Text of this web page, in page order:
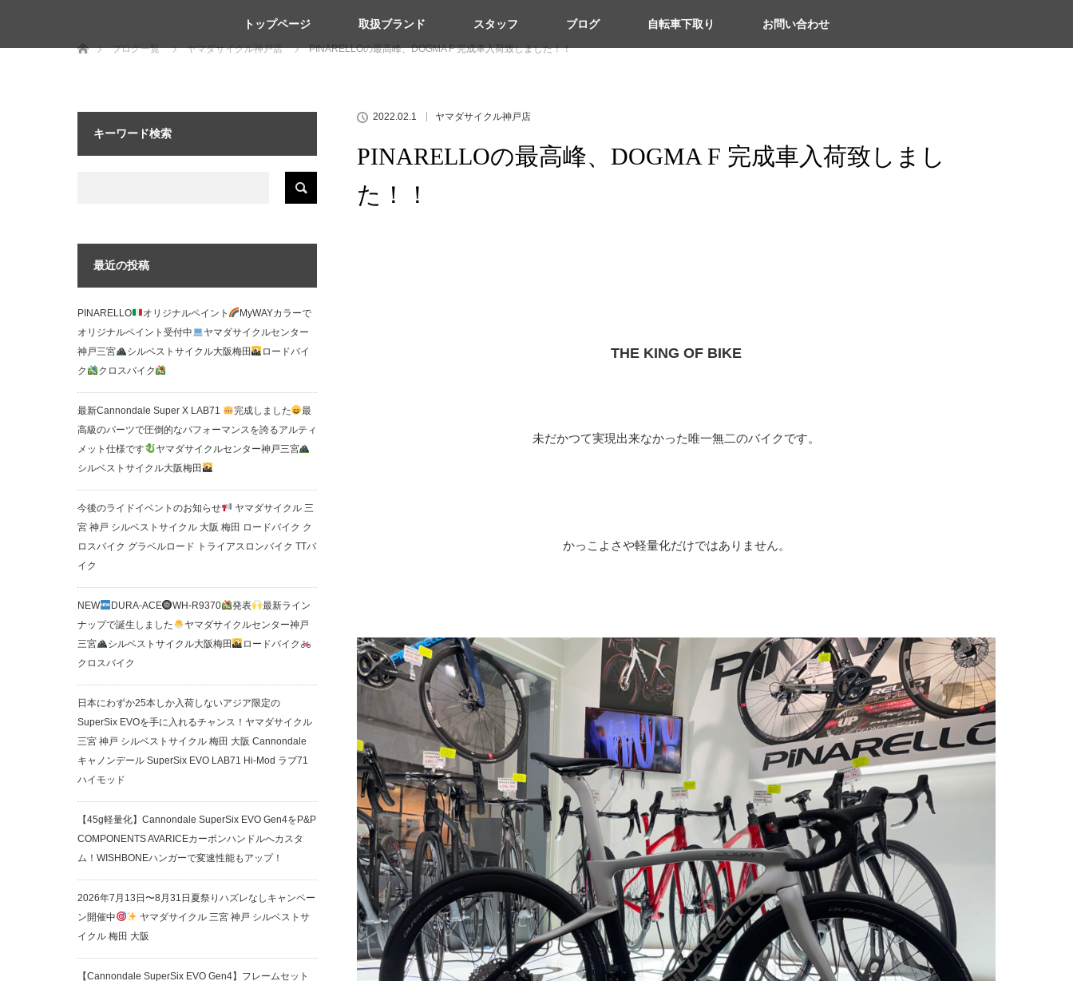
トップページ 取扱ブランド スタッフ ブログ 自転車下取り お問い合わせ
ブログ一覧
ヤマダサイクル神戸店 PINARELLOの最高峰、DOGMA F 完成車入荷致しました！！
2022.02.1 ヤマダサイクル神戸店
PINARELLOの最高峰、DOGMA F 完成車入荷致しまし
た！！
THE KING OF BIKE
未だかつて実現出来なかった唯一無二のバイクです。
かっこよさや軽量化だけではありません。
キーワード検索
最近の投稿
PINARELLO オリジナルペイント
MyWAYカラーで
オリジナルペイント受付中
ヤマダサイクルセンター
神戸三宮
シルベストサイクル大阪梅田
ロードバイ
ク
クロスバイク
最新Cannondale Super X LAB71 完成しました
最
高級のパーツで圧倒的なパフォーマンスを誇るアルティ
メット仕様です
ヤマダサイクルセンター神戸三宮
シルベストサイクル大阪梅田
今後のライドイベントのお知らせ
ヤマダサイクル 三
宮 神戸 シルベストサイクル 大阪 梅田 ロードバイク ク
ロスバイク グラベルロード トライアスロンバイク TTバ
イク
NEW DURA-ACE WH-R9370 発表
最新ライン
ナップで誕生しました
ヤマダサイクルセンター神戸
三宮
シルベストサイクル大阪梅田
ロードバイク
クロスバイク
日本にわずか25本しか入荷しないアジア限定の
SuperSix EVOを手に入れるチャンス！ヤマダサイクル
三宮 神戸 シルベストサイクル 梅田 大阪 Cannondale
キャノンデール SuperSix EVO LAB71 Hi-Mod ラブ71
ハイモッド
【45g軽量化】Cannondale SuperSix EVO Gen4をP&P
COMPONENTS AVARICEカーボンハンドルへカスタ
ム！WISHBONEハンガーで変速性能もアップ！
2026年7月13日〜8月31日夏祭りハズレなしキャンペー
ン開催中
ヤマダサイクル 三宮 神戸 シルベストサ
イクル 梅田 大阪
【Cannondale SuperSix EVO Gen4】フレームセット